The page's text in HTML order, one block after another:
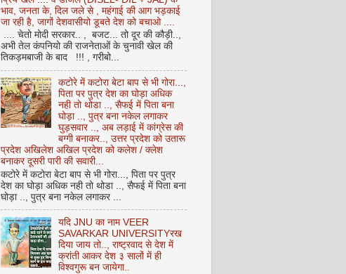
भाव, जनता के, दिल जले से , महंगाई की आग भड़काई
जा रही है, जागों देशवासीयो डूबते देश को बचाओ ....
.... चेतो मोदी सरकार.. , बजट... तो दूर की कौड़ी..,
अभी तेल कंपनियो की राजनेताओं के चुनावी खेल की
तिकड़मबाजी के बाद !!! , गरीबो...
कटोरे में कटोरा बेटा बाप से भी गोरा...,
पिता पर पुत्र देश का घोड़ा अधिक
नही तो थोडा .., सैफई में पिता बना
घोड़ा .., पुत्र बना नकेल लगाकर
घुड़सवार .., अब लड़ाई में कांग्रेस की
बग्गी बनाकर.., उत्तर प्रदेश को उतारू
प्रदेश अखिलेश अखिल प्रदेश को कलेश / क्लेश
बनाकर दूसरी पारी की सवारी...
कटोरे में कटोरा बेटा बाप से भी गोरा..., पिता पर पुत्र
देश का घोड़ा अधिक नही तो थोडा .., सैफई में पिता बना
घोड़ा .., पुत्र बना नकेल लगाकर ...
यदि JNU का नाम VEER
SAVARKAR UNIVERSITYरख
दिया जाय तो.., राष्ट्रवाद से देश में
क्रांती आकर देश ३ सालों में ही
विश्वगुरू बन जायेगा..